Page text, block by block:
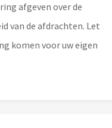
afgeven over de
van de afdrachten. Let
komen voor uw eigen